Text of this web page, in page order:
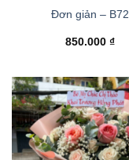
Đơn giản – B72
850.000 ₫